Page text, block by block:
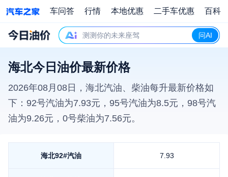
车问答 行情 本地优惠 二手车优惠 百科
测测你的未来座驾 问AI
海北今日油价最新价格
2026年08月08日 ， 海北汽油、柴油每升最新价格如
下：92号汽油为7.93元，95号汽油为8.5元，98号汽
油为9.26元，0号柴油为7.56元。
海北92#汽油 7.93